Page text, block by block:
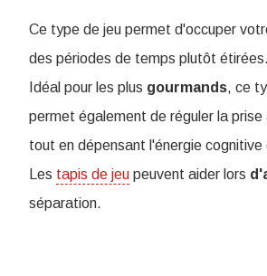
Ce type de jeu permet d'occuper
des périodes de temps plutôt étirées.
Idéal pour les plus gourmands, ce
permet également de réguler la prise
tout en dépensant l'énergie cognitive
Les tapis de jeu peuvent aider lors
séparation.